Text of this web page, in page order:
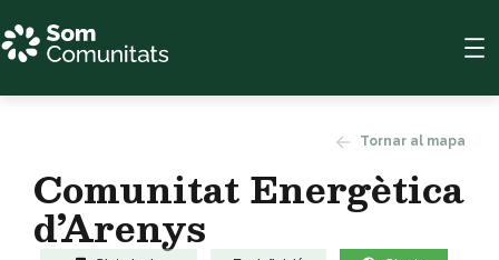
Tornar al mapa
Comunitat Energètica
d’Arenys